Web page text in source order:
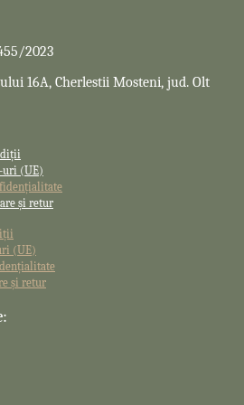
2023
16A, Cherlestii Mosteni, jud. Olt
uri (UE)
și retur
(UE)
și retur